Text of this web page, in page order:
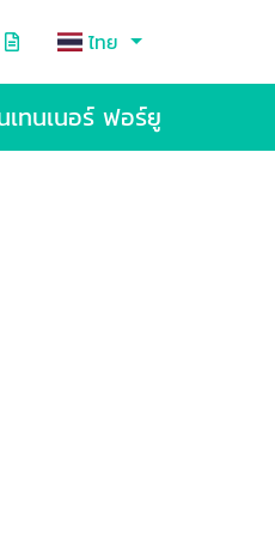
ไทย
ทนเนอร์ ฟอร์ยู